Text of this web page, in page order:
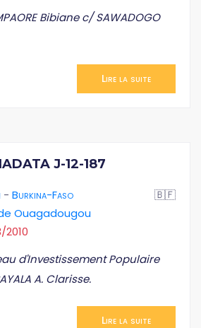
Bibiane c/ SAWADOGO
Lire la suite
J-12-187
- Burkina-Faso
🇧🇫
Ouagadougou
d'Investissement Populaire
A. Clarisse.
Lire la suite